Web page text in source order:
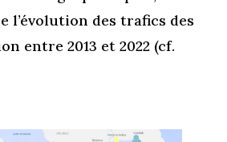
l’évolution des trafics des
entre 2013 et 2022 (cf.